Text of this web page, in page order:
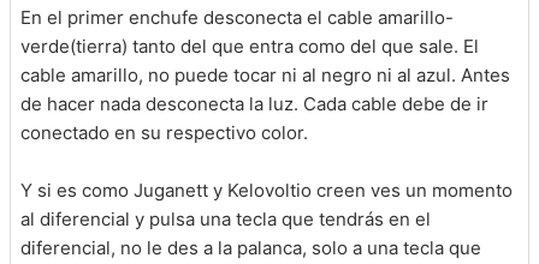
En el primer enchufe desconecta el cable amarillo-
verde(tierra) tanto del que entra como del que sale. El
cable amarillo, no puede tocar ni al negro ni al azul. Antes
de hacer nada desconecta la luz. Cada cable debe de ir
conectado en su respectivo color.
Y si es como Juganett y Kelovoltio creen ves un momento
al diferencial y pulsa una tecla que tendrás en el
diferencial, no le des a la palanca, solo a una tecla que